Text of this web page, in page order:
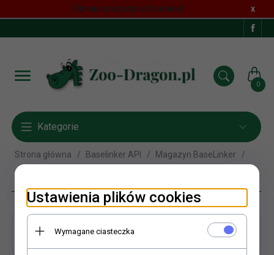
Strona korzysta z Cookies! x
0
Kategorie
Strona główna Baselinker API Magazyn BaseLinker
111Zolux
Ustawienia plików cookies
Wymagane ciasteczka